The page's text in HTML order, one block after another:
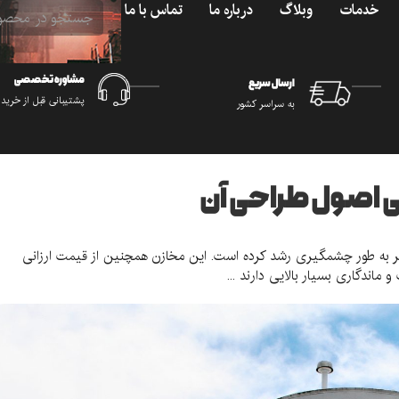
لوله استیل
لوله فولادی
لوله گالوانیزه
میلگرد ساده
پروفیل استیل
صنعتی
خدمات وبلاگ درباره ما تماس با ما
لوله استیل
لوله فولادی
لوله گالوانیزه
میلگرد ساده
پروفیل استیل
صنعتی
ارسال سریع
به سراسر کشور
مشاوره تخصصی
پشتیبانی قبل از خرید
اصول طراحی آن
طور چشمگیری رشد کرده است. این مخازن همچنین از قیمت ارزانی
بسیار بالایی دارند ...